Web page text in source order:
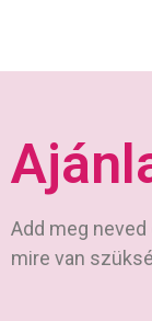
Add meg
mire van